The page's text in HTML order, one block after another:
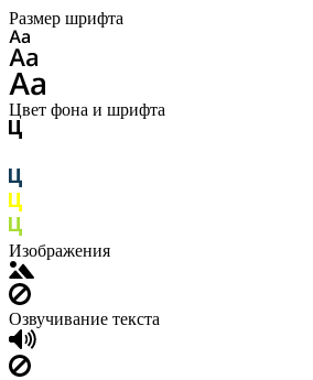
Размер шрифта
Цвет фона и шрифта
Изображения
Озвучивание текста